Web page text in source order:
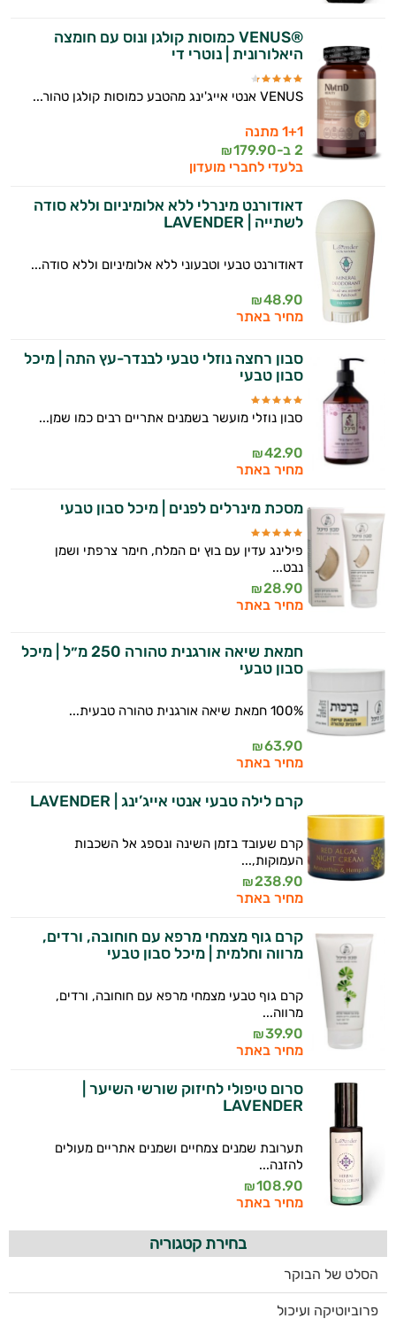
®VENUS כמוסות קולגן ונוס עם חומצה
היאלורונית | נוטרי די
VENUS אנטי אייג'ינג מהטבע כמוסות קולגן טהור...
1+1 מתנה
2 ב-
179.90
₪
בלעדי לחברי מועדון
דאודורנט מינרלי ללא אלומיניום וללא סודה
לשתייה | LAVENDER
דאודורנט טבעי וטבעוני ללא אלומיניום וללא סודה...
48.90
₪
מחיר באתר
סבון רחצה נוזלי טבעי לבנדר-עץ התה | מיכל
סבון טבעי
סבון נוזלי מועשר בשמנים אתריים רבים כמו שמן...
42.90
₪
מחיר באתר
מסכת מינרלים לפנים | מיכל סבון טבעי
פילינג עדין עם בוץ ים המלח, חימר צרפתי ושמן
נבט...
28.90
₪
מחיר באתר
חמאת שיאה אורגנית טהורה 250 מ״ל | מיכל
סבון טבעי
100% חמאת שיאה אורגנית טהורה טבעית...
63.90
₪
מחיר באתר
קרם לילה טבעי אנטי אייג’ינג | LAVENDER
קרם שעובד בזמן השינה ונספג אל השכבות
העמוקות,...
238.90
₪
מחיר באתר
קרם גוף מצמחי מרפא עם חוחובה, ורדים,
מרווה וחלמית | מיכל סבון טבעי
קרם גוף טבעי מצמחי מרפא עם חוחובה, ורדים,
מרווה...
39.90
₪
מחיר באתר
סרום טיפולי לחיזוק שורשי השיער |
LAVENDER
תערובת שמנים צמחיים ושמנים אתריים מעולים
להזנה...
108.90
₪
מחיר באתר
בחירת קטגוריה
הסלט של הבוקר
פרוביוטיקה ועיכול